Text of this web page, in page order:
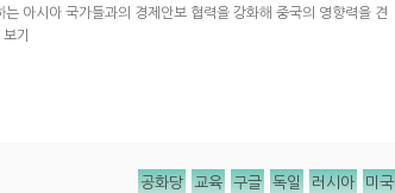
아시아 국가들과의 경제안보 협력을 강화해 중국의 영향력을 견
기
공화당 교육 구글 독일 러시아 미국